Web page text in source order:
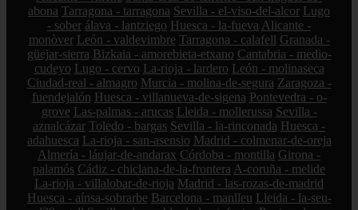
abona Tarragona - tarragona Sevilla - el-viso-del-alcor Lugo
- sober álava - lantziego Huesca - la-fueva Alicante -
monòver León - valdevimbre Tarragona - calafell Granada -
güejar-sierra Bizkaia - amorebieta-etxano Cantabria - medio-
cudeyo Lugo - cervo La-rioja - lardero León - molinaseca
Ciudad-real - almagro Murcia - molina-de-segura Zaragoza -
fuendejalón Huesca - villanueva-de-sigena Pontevedra - o-
grove Las-palmas - arucas Lleida - mollerussa Sevilla -
aznalcázar Toledo - bargas Sevilla - la-rinconada Huesca -
adahuesca La-rioja - san-asensio Madrid - colmenar-de-oreja
Almería - láujar-de-andarax Córdoba - montilla Girona -
palamós Cádiz - chiclana-de-la-frontera A-coruña - melide
La-rioja - villalobar-de-rioja Madrid - las-rozas-de-madrid
Huesca - aínsa-sobrarbe Barcelona - manlleu Lleida - la-seu-